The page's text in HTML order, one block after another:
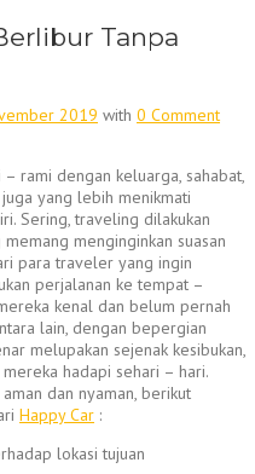
Tanpa
2019 with 0 Comment
rami dengan keluarga, sahabat,
yang lebih menikmati
Sering, traveling dilakukan
menginginkan suasan
para traveler yang ingin
perjalanan ke tempat –
kenal dan belum pernah
lain, dengan bepergian
melupakan sejenak kesibukan,
hadapi sehari – hari.
dan nyaman, berikut
Happy Car :
lokasi tujuan